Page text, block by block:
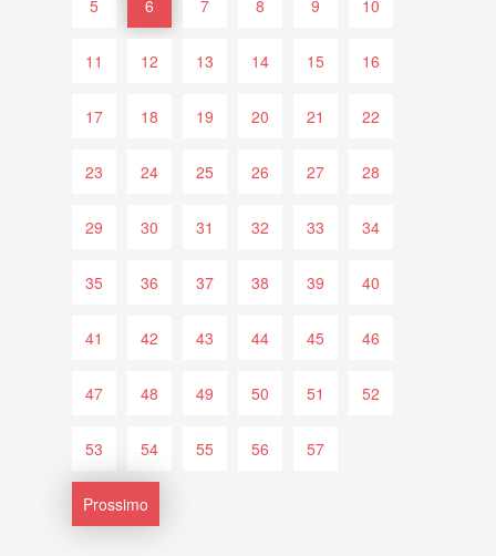
5 6 7 8 9 10
11 12 13 14 15 16
17 18 19 20 21 22
23 24 25 26 27 28
29 30 31 32 33 34
35 36 37 38 39 40
41 42 43 44 45 46
47 48 49 50 51 52
53 54 55 56 57
Prossimo